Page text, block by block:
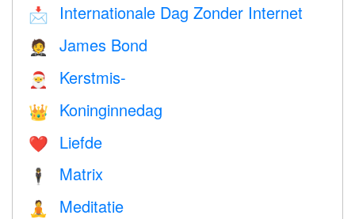
📩 Internationale Dag Zonder Internet
🤵 James Bond
🎅 Kerstmis-
👑 Koninginnedag
❤️️ Liefde
🕴️ Matrix
🧘 Meditatie